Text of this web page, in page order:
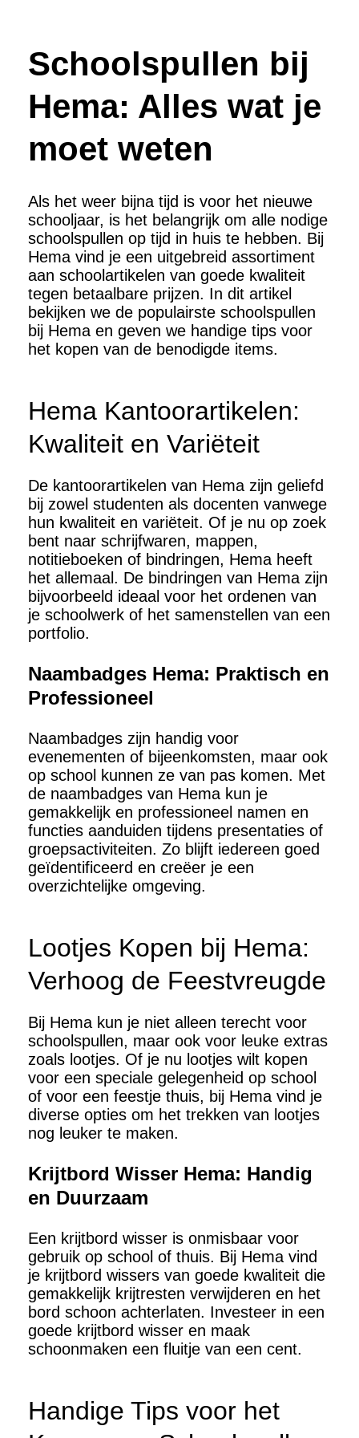
Schoolspullen bij
Hema: Alles wat je
moet weten
Als het weer bijna tijd is voor het nieuwe
schooljaar, is het belangrijk om alle nodige
schoolspullen op tijd in huis te hebben. Bij
Hema vind je een uitgebreid assortiment
aan schoolartikelen van goede kwaliteit
tegen betaalbare prijzen. In dit artikel
bekijken we de populairste schoolspullen
bij Hema en geven we handige tips voor
het kopen van de benodigde items.
Hema Kantoorartikelen:
Kwaliteit en Variëteit
De kantoorartikelen van Hema zijn geliefd
bij zowel studenten als docenten vanwege
hun kwaliteit en variëteit. Of je nu op zoek
bent naar schrijfwaren, mappen,
notitieboeken of bindringen, Hema heeft
het allemaal. De bindringen van Hema zijn
bijvoorbeeld ideaal voor het ordenen van
je schoolwerk of het samenstellen van een
portfolio.
Naambadges Hema: Praktisch en
Professioneel
Naambadges zijn handig voor
evenementen of bijeenkomsten, maar ook
op school kunnen ze van pas komen. Met
de naambadges van Hema kun je
gemakkelijk en professioneel namen en
functies aanduiden tijdens presentaties of
groepsactiviteiten. Zo blijft iedereen goed
geïdentificeerd en creëer je een
overzichtelijke omgeving.
Lootjes Kopen bij Hema:
Verhoog de Feestvreugde
Bij Hema kun je niet alleen terecht voor
schoolspullen, maar ook voor leuke extras
zoals lootjes. Of je nu lootjes wilt kopen
voor een speciale gelegenheid op school
of voor een feestje thuis, bij Hema vind je
diverse opties om het trekken van lootjes
nog leuker te maken.
Krijtbord Wisser Hema: Handig
en Duurzaam
Een krijtbord wisser is onmisbaar voor
gebruik op school of thuis. Bij Hema vind
je krijtbord wissers van goede kwaliteit die
gemakkelijk krijtresten verwijderen en het
bord schoon achterlaten. Investeer in een
goede krijtbord wisser en maak
schoonmaken een fluitje van een cent.
Handige Tips voor het